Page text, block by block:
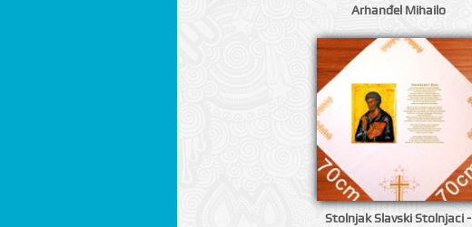
Arhanđel Mihailo
Stolnjak Slavski Stolnjaci -